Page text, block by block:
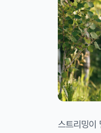
스트리밍이